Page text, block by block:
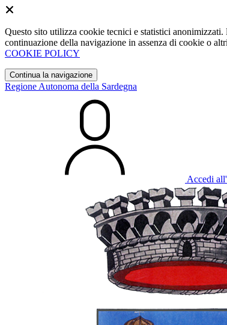
Questo sito utilizza cookie tecnici e statistici
continuazione della navigazione in assenza di cookie o
COOKIE POLICY
Continua la navigazione
Regione Autonoma della Sardegna
Accedi